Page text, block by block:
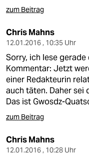
zum Beitrag
Chris Mahns
12.01.2016 , 10:35 Uhr
Sorry, ich lese
Kommentar: Jetzt
einer Redakteurin
auch täten. Daher sei
Das ist Gwosdz-
zum Beitrag
Chris Mahns
12.01.2016 , 10:28 Uhr